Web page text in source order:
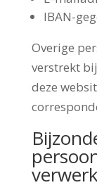
IBAN-
Overige
verstrekt
deze